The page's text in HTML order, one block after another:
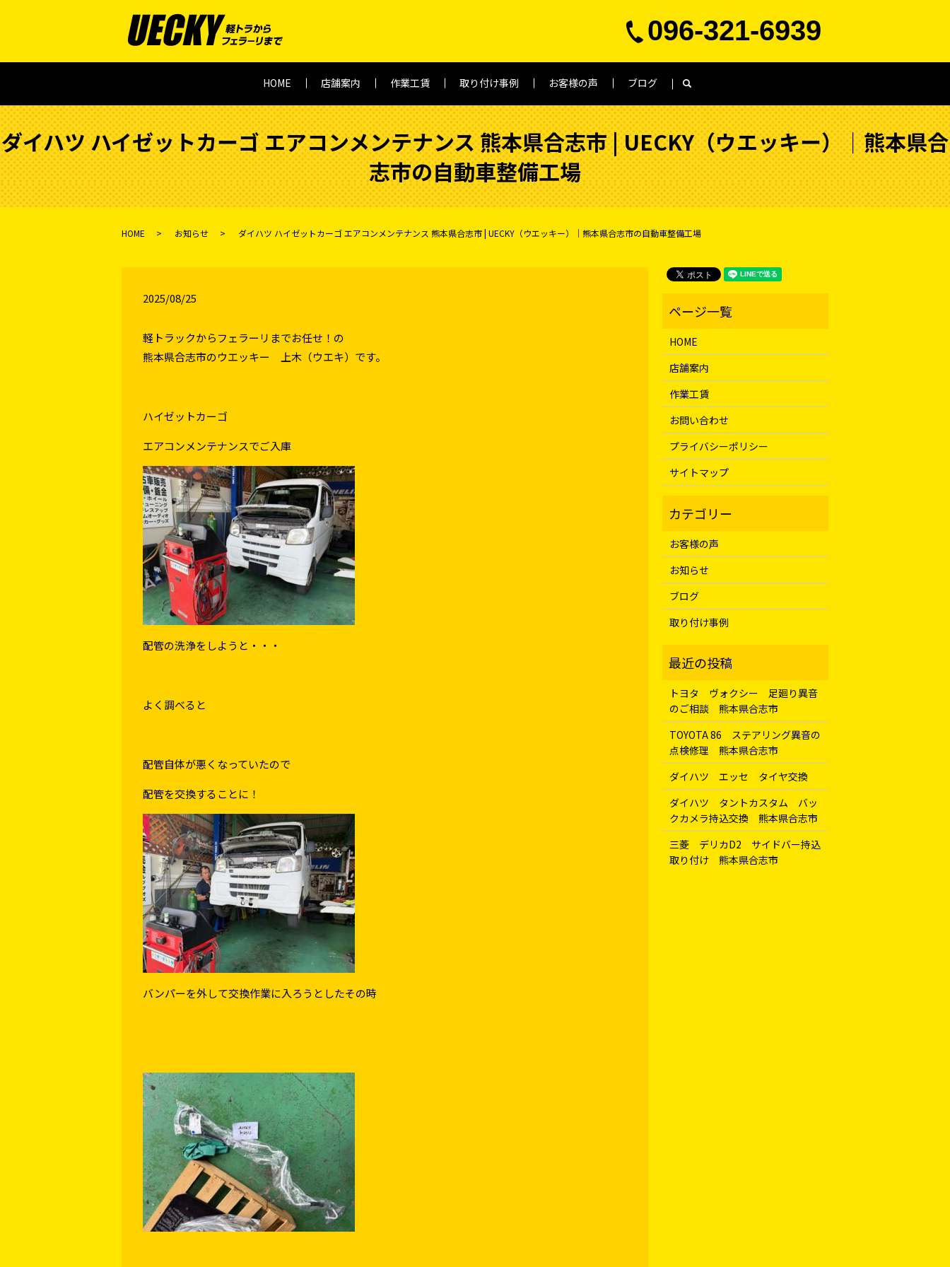
HOME 店舗案内 作業工賃 取り付け事例 お客様の声 ブログ search
096-321-6939
ダイハツ ハイゼットカーゴ エアコンメンテナンス 熊本県合志市 | UECKY（ウエッキー）│熊本県合
志市の自動車整備工場
HOME お知らせ ダイハツ ハイゼットカーゴ エアコンメンテナンス 熊本県合志市 | UECKY（ウエッキー）│熊本県合志市の自動車整備工場
2025/08/25
軽トラックからフェラーリまでお任せ！の
熊本県合志市のウエッキー 上木（ウエキ）です。
ハイゼットカーゴ
エアコンメンテナンスでご入庫
配管の洗浄をしようと・・・
よく調べると
配管自体が悪くなっていたので
配管を交換することに！
バンパーを外して交換作業に入ろうとしたその時
HOME
店舗案内
作業工賃
お問い合わせ
プライバシーポリシー
サイトマップ
お客様の声
お知らせ
ブログ
取り付け事例
トヨタ ヴォクシー 足廻り異音
のご相談 熊本県合志市
TOYOTA 86 ステアリング異音の
点検修理 熊本県合志市
ダイハツ エッセ タイヤ交換
ダイハツ タントカスタム バッ
クカメラ持込交換 熊本県合志市
三菱 デリカD2 サイドバー持込
取り付け 熊本県合志市